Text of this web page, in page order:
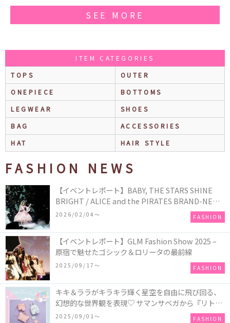
SEE MORE
ITEM CATEGORIES
TOPS
OUTER
ONEPIECE
BOTTOMS
LEGWEAR
SHOES
BAG
ACCESSORIES
HAT
HAIR STYLE
FASHION NEWS
【イベントレポート】BABY, THE STARS SHINE
BRIGHT / ALICE and the PIRATES BRAND-NEW
COLLECTION in TOKYO
2026/02/04〜 FASHION
【イベントレポート】GLM Fashion Show 2025 –
原宿で魅せたゴシック＆ロリータの最前線
2025/09/17〜 FASHION
キキ＆ララがキラキラ輝く星空を自由に飛び回る、
幻想的な世界観を表現♡ サマンサベガから『リトル
ツインスターズ』50周年アニバーサリーイヤー』を
2025/09/01〜 FASHION